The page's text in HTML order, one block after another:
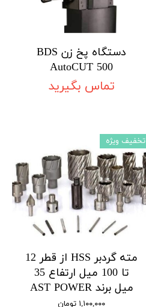
دستگاه پخ زن BDS
AutoCUT 500
تماس بگیرید
مته گردبر HSS از قطر 12
تا 100 میل ارتفاع 35
میل برند AST POWER
۱,۱۰۰,۰۰۰ تومان
تخفیف ویژه